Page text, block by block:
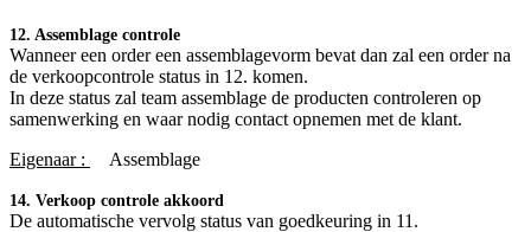
12. Assemblage controle
Wanneer een order een assemblagevorm bevat dan zal een order na
de verkoopcontrole status in 12. komen.
In deze status zal team assemblage de producten controleren op
samenwerking en waar nodig contact opnemen met de klant.
Eigenaar :
​Assemblage
14. Verkoop controle akkoord
De automatische vervolg status van goedkeuring in 11.